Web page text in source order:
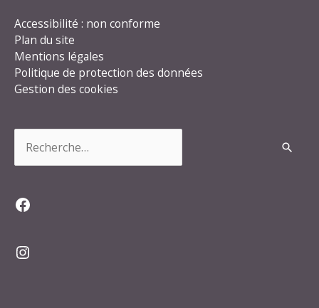
Accessibilité : non conforme
Plan du site
Mentions légales
Politique de protection des données
Gestion des cookies
Facebook
Instagram